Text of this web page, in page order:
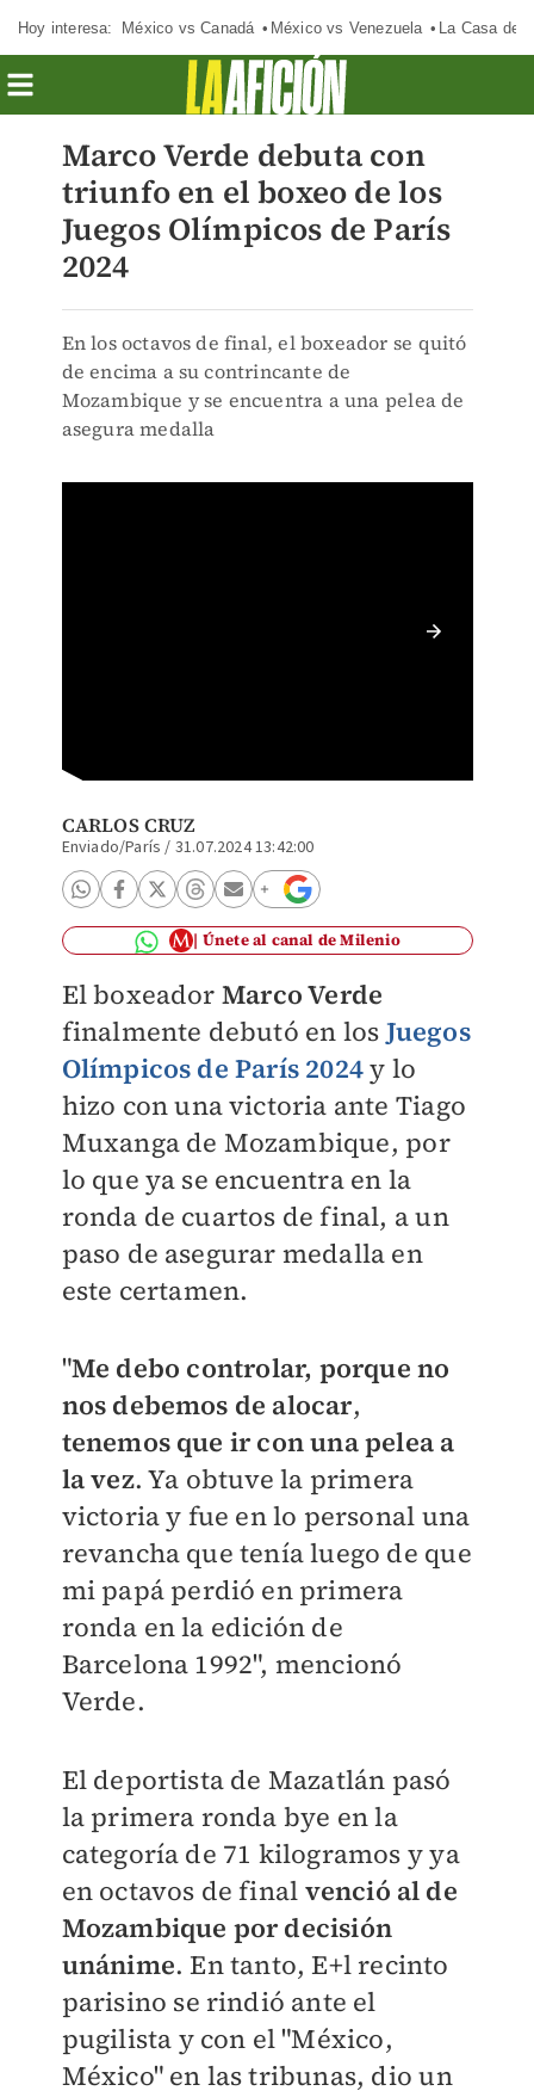
Hoy interesa: México vs Canadá México vs Venezuela La Casa de
Marco Verde debuta con
triunfo en el boxeo de los
Juegos Olímpicos de París
2024
En los octavos de final, el boxeador se quitó
de encima a su contrincante de
Mozambique y se encuentra a una pelea de
asegura medalla
CARLOS CRUZ
Enviado/París / 31.07.2024 13:42:00
Únete al canal de Milenio
El boxeador Marco Verde
finalmente debutó en los Juegos
Olímpicos de París 2024y lo
hizo con una victoria ante Tiago
Muxanga de Mozambique, por
lo que ya se encuentra en la
ronda de cuartos de final, a un
paso de asegurar medalla en
este certamen.
"Me debo controlar, porque no
nos debemos de alocar,
tenemos que ir con una pelea a
la vez. Ya obtuve la primera
victoria y fue en lo personal una
revancha que tenía luego de que
mi papá perdió en primera
ronda en la edición de
Barcelona 1992", mencionó
Verde.
El deportista de Mazatlán pasó
la primera ronda bye en la
categoría de 71 kilogramos y ya
en octavos de final venció al de
Mozambique por decisión
unánime. En tanto, E+l recinto
parisino se rindió ante el
pugilista y con el "México,
México" en las tribunas, dio un